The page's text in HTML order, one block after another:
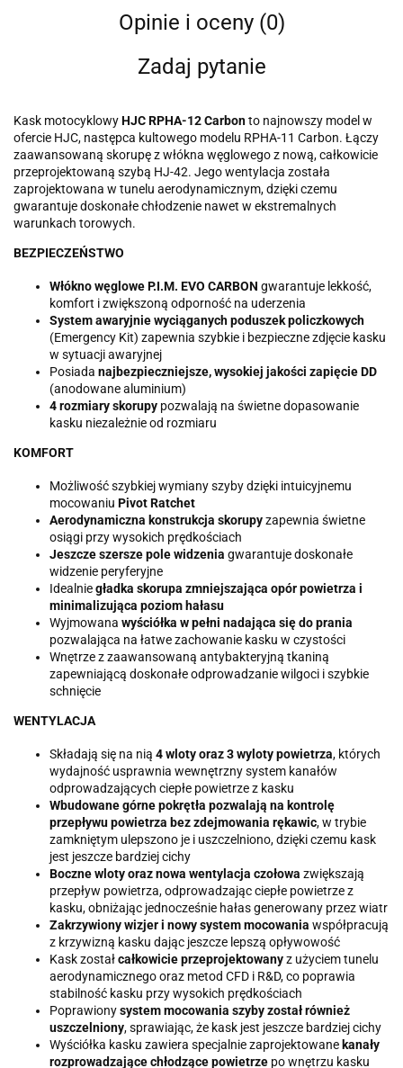
Opinie i oceny (0)
Zadaj pytanie
Kask motocyklowyHJC RPHA-12 Carbonto najnowszy model w
ofercie HJC, następca kultowego modelu RPHA-11 Carbon. Łączy
zaawansowaną skorupę z włókna węglowego z nową, całkowicie
przeprojektowaną szybą HJ-42. Jego wentylacja została
zaprojektowana w tunelu aerodynamicznym, dzięki czemu
gwarantuje doskonałe chłodzenie nawet w ekstremalnych
warunkach torowych.
BEZPIECZEŃSTWO
Włókno węglowe P.I.M. EVO CARBON gwarantuje lekkość,
komfort i zwiększoną odporność na uderzenia
System awaryjnie wyciąganych poduszek policzkowych
(Emergency Kit) zapewnia szybkie i bezpieczne zdjęcie kasku
w sytuacji awaryjnej
Posiada najbezpieczniejsze, wysokiej jakości zapięcie DD
(anodowane aluminium)
4 rozmiary skorupy pozwalają na świetne dopasowanie
kasku niezależnie od rozmiaru
KOMFORT
Możliwość szybkiej wymiany szyby dzięki intuicyjnemu
mocowaniu Pivot Ratchet
Aerodynamiczna konstrukcja skorupyzapewnia świetne
osiągi przy wysokich prędkościach
Jeszcze szersze pole widzenia gwarantuje doskonałe
widzenie peryferyjne
Idealniegładka skorupa zmniejszająca opór powietrza i
minimalizująca poziom hałasu
Wyjmowana wyściółka w pełni nadająca się do prania
pozwalająca na łatwe zachowanie kasku w czystości
Wnętrze z zaawansowaną antybakteryjną tkaniną
zapewniającą doskonałe odprowadzanie wilgoci i szybkie
schnięcie
WENTYLACJA
Składają się na nią 4 wloty oraz 3 wyloty powietrza, których
wydajność usprawnia wewnętrzny system kanałów
odprowadzających ciepłe powietrze z kasku
Wbudowane górne pokrętła pozwalają na kontrolę
przepływu powietrza bez zdejmowania rękawic, w trybie
zamkniętym ulepszono je i uszczelniono, dzięki czemu kask
jest jeszcze bardziej cichy
Boczne wloty oraz nowa wentylacja czołowa zwiększają
przepływ powietrza, odprowadzając ciepłe powietrze z
kasku, obniżając jednocześnie hałas generowany przez wiatr
Zakrzywiony wizjer i nowy system mocowania współpracują
z krzywizną kasku dając jeszcze lepszą opływowość
Kask zostałcałkowicie przeprojektowanyz użyciem tunelu
aerodynamicznego oraz metod CFD i R&D, co poprawia
stabilność kasku przy wysokich prędkościach
Poprawionysystem mocowania szyby został również
uszczelniony, sprawiając, że kask jest jeszcze bardziej cichy
Wyściółka kasku zawiera specjalnie zaprojektowane kanały
rozprowadzające chłodzące powietrze po wnętrzu kasku